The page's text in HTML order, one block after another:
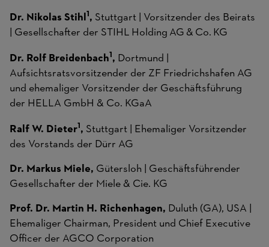
Dr. Nikolas Stihl1, Stuttgart | Vorsitzender des Beirats
| Gesellschafter der STIHL Holding AG & Co. KG
Dr. Rolf Breidenbach1, Dortmund |
Aufsichtsratsvorsitzender der ZF Friedrichshafen AG
und ehemaliger Vorsitzender der Geschäftsführung
der HELLA GmbH & Co. KGaA
Ralf W. Dieter1, Stuttgart | Ehemaliger Vorsitzender
des Vorstands der Dürr AG
Dr. Markus Miele, Gütersloh | Geschäftsführender
Gesellschafter der Miele & Cie. KG
Prof. Dr. Martin H. Richenhagen, Duluth (GA), USA |
Ehemaliger Chairman, President und Chief Executive
Officer der AGCO Corporation